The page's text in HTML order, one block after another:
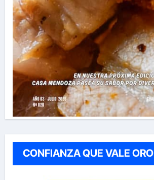
CONFIANZA QUE VALE ORO